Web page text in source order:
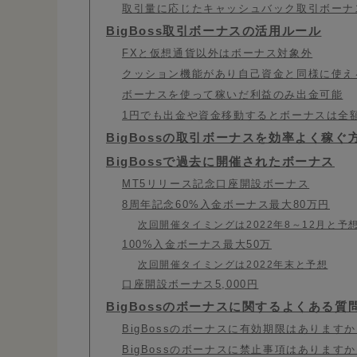
取引量に応じたキャッシュバック取引ボーナ
BigBoss取引ボーナスの活用ルール
FXと仮想通貨以外はボーナス対象外
クッション機能があり自己資金と同様に使え
ボーナスを使って稼いだ利益のみ出金可能
1円でも出金や資金移動するとボーナスは全
BigBossの取引ボーナスを効率よく稼ぐ
BigBossで過去に開催されたボーナス
MT5リリース記念口座開設ボーナス
8周年記念60%入金ボーナス最大80万円
次回開催タイミングは2022年8～12月と予想
100%入金ボーナス最大50万
次回開催タイミングは2022年末と予想
口座開設ボーナス5,000円
BigBossのボーナスに関するよくある質
BigBossのボーナスに有効期限はありますか
BigBossのボーナスに禁止事項はありますか